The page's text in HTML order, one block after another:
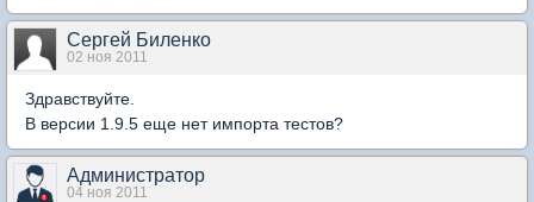
Сергей Биленко
02 ноя 2011
Здравствуйте.
В версии 1.9.5 еще нет импорта тестов?
Администратор
04 ноя 2011